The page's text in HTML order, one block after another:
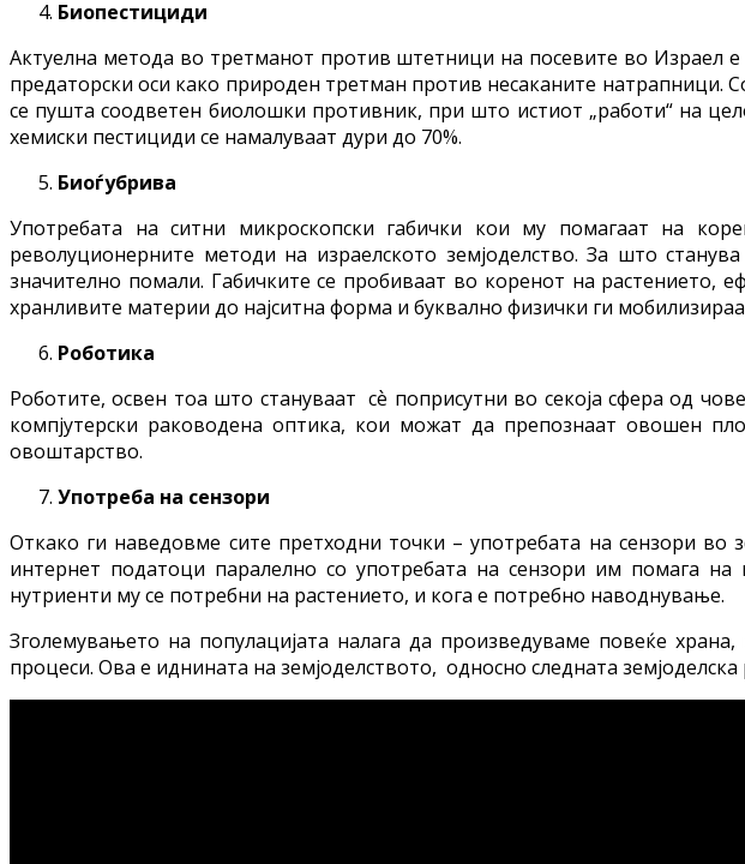
Биопестициди
Актуелна метода во третманот против штетници на посевите во Израел
предаторски оси како природен третман против несаканите
се пушта соодветен биолошки противник, при што истиот „работи“ на
хемиски пестициди се намалуваат дури до 70%.
Биоѓубрива
Употребата на ситни микроскопски габички кои му помагаат на
револуционерните методи на израелското земјоделство. За што
значително помали. Габичките се пробиваат во коренот на растението,
хранливите материи до најситна форма и буквално физички ги
Роботика
Роботите, освен тоа што стануваат сѐ поприсутни во секоја сфера од
компјутерски раководена оптика, кои можат да препознаат овошен
овоштарство.
Употреба на сензори
Откако ги наведовме сите претходни точки – употребата на сензори во
интернет податоци паралелно со употребата на сензори им помага на
нутриенти му се потребни на растението, и кога е потребно наводнување.
Зголемувањето на популацијата налага да произведуваме повеќе
процеси. Ова е иднината на земјоделството, односно следната